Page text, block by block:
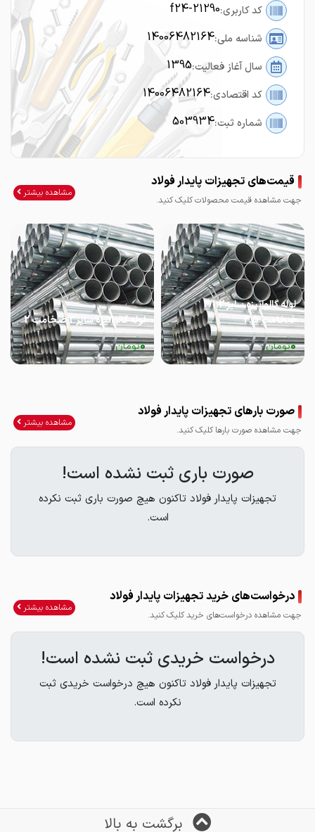
کد کاربری:f24-21290
شناسه ملی:14006482164
سال آغاز فعالیت:1395
کد اقتصادی:14006482164
شماره ثبت:503934
قیمت‌های تجهیزات پایدار فولاد
جهت مشاهده قیمت محصولات کلیک کنید.
مشاهده بیشتر
لوله گالوانیزه سایز 2/1.2
ضخامت 2.5
0تومان
لوله گالوانیزه سایز3 ضخامت 2
0تومان
صورت بارهای تجهیزات پایدار فولاد
جهت مشاهده صورت بارها کلیک کنید.
مشاهده بیشتر
صورت باری ثبت نشده است!
تجهیزات پایدار فولاد تاکنون هیچ صورت باری ثبت نکرده
است.
درخواست‌های خرید تجهیزات پایدار فولاد
جهت مشاهده درخواست‌های خرید کلیک کنید.
مشاهده بیشتر
درخواست خریدی ثبت نشده است!
تجهیزات پایدار فولاد تاکنون هیچ درخواست خریدی ثبت
نکرده است.
برگشت به بالا